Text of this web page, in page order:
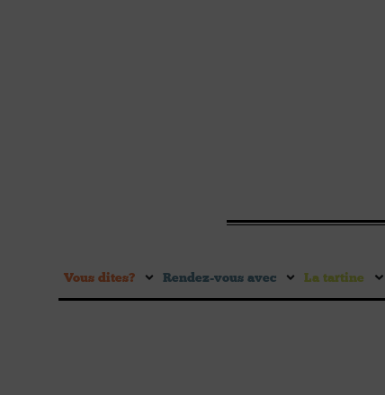
Vous dites ? Rendez-vous avec La tartine